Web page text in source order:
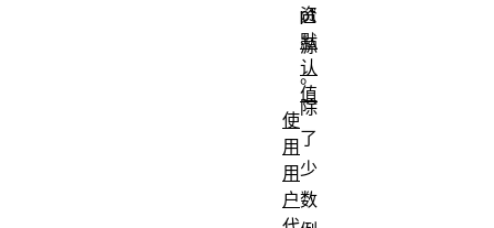
资
源
。
除
了
少
数
pt
默
认
值
使
用
用
户